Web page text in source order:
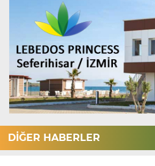
DİĞER HABERLER